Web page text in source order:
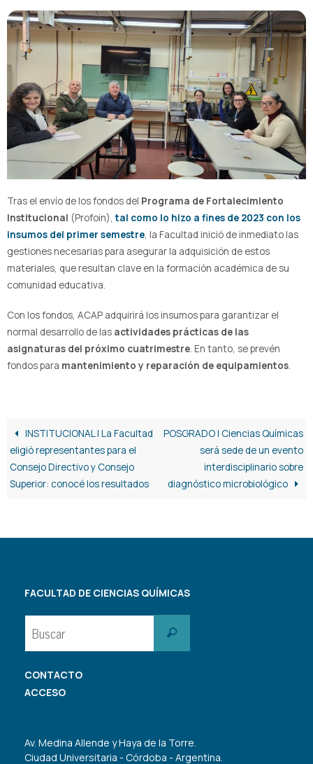
Tras el envío de los fondos del Programa de Fortalecimiento
Institucional (Profoin),tal como lo hizo a fines de 2023 con los
insumos del primer semestre, la Facultad inició de inmediato las
gestiones necesarias para asegurar la adquisición de estos
materiales, que resultan clave en la formación académica de su
comunidad educativa.
Con los fondos, ACAP adquirirá los insumos para garantizar el
normal desarrollo de las actividades prácticas de las
asignaturas del próximo cuatrimestre. En tanto, se prevén
fondos para mantenimiento y reparación de equipamientos.
INSTITUCIONAL | La Facultad
eligió representantes para el
Consejo Directivo y Consejo
Superior: conocé los resultados
POSGRADO | Ciencias Químicas
será sede de un evento
interdisciplinario sobre
diagnóstico microbiológico
FACULTAD DE CIENCIAS QUÍMICAS
Buscar
CONTACTO
ACCESO
Av. Medina Allende y Haya de la Torre.
Ciudad Universitaria - Córdoba - Argentina.